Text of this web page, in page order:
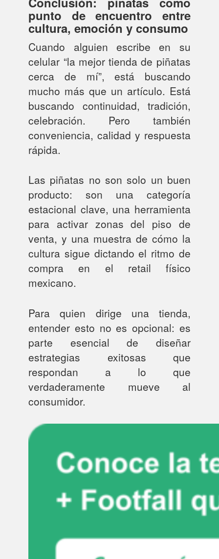
punto de encuentro entre
cultura, emoción y consumo
Cuando alguien escribe en su
celular “la mejor tienda de piñatas
cerca de mí”, está buscando
mucho más que un artículo. Está
buscando continuidad, tradición,
celebración. Pero también
conveniencia, calidad y respuesta
rápida.
Las piñatas no son solo un buen
producto: son una categoría
estacional clave, una herramienta
para activar zonas del piso de
venta, y una muestra de cómo la
cultura sigue dictando el ritmo de
compra en el retail físico
mexicano.
Para quien dirige una tienda,
entender esto no es opcional: es
parte esencial de diseñar
estrategias exitosas que
respondan a lo que
verdaderamente mueve al
consumidor.